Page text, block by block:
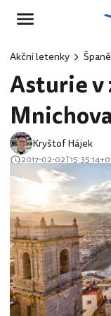
Akční letenky
Asturie v
Kryštof Hájek
2017-02-